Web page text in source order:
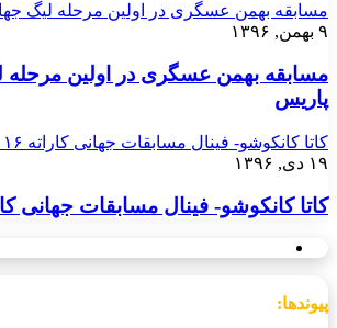
مسابقه بهمن عسگری در اولین مرحله لیگ جهانی ۲۰۱۸
۹ بهمن, ۱۳۹۶
پاریس
کاتا کانکوشو- فینال مسابقات جهانی کاراته ۲۰۱۶
۱۹ دی, ۱۳۹۶
کاتا کانکوشو- فینال مسابقات جهانی کاراته
پیوندها: